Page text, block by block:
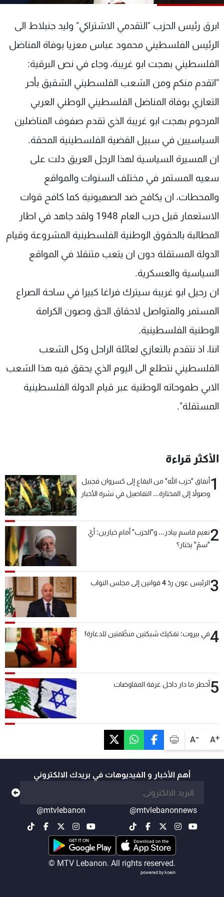
A+
A-
ابرق رئيس الحزب "التقدمي الاشتراكي" وليد جنبلاط الى
الرئيس الفلسطيني محمود عباس معزيا بوفاة المناضل
الفلسطيني بهجت ابو غريبة، وجاء في نص البرقية:
"اتقدم منكم ومن الشعب الفلسطيني الشقيق بأحر
التعازي بوفاة المناضل الفلسطيني الوطني العربي
المرحوم بهجت ابو غريبة الذي تقدم صفوف المناضلين
السياسيين في سبيل القضية الفلسطينية المحقة.
ان المسيرة السياسية لهذا الرجل العريق دلت على
سعيه المستمر في مختلف السنوات والمواقع
والمحطات، ان يكافح ضد الصهيونية كما كافح قوات
الاستعمار قبل حرب العام 1948 ولقد جاهد في اطار
المطالبة بالحقوق الوطنية الفلسطينية المشروعة وقيام
الدولة المستقلة دون ان يتعب متنقلا في المواقع
السياسية والعسكرية.
ان رحيل ابو غريبة سيترك فراغا كبيرا في ساحة الصراع
المستمر والمتواصل لاحقاق الحق وصون الكرامة
الوطنية الفلسطينية.
اننا، اذ نتقدم بالتعازي لعائلة الراحل وكل الشعب
الفلسطيني نتطلع الى اليوم الذي يحقق فيه هذا الشعب
الابي طموحاته الوطنية عبر قيام الدولة الفلسطينية
المستقلة".
الأكثر قراءة
1أنفاق "حزب الله" من البقاع إلى كسروان فجبيل
وصولاً إلى المختارة... التفاصيل في نشرة الأخبار
2نعيم قاسم يبادر... و"الحزب" أمام خيارين: أيّ
"سمّ" يختار؟
3الرئيس عون ردّ 4 قوانين إلى مجلس النواب
4في بيروت: تفكيك شبكتين منظّمتين للدعارة!
5أخطر ما دار داخل غرفة المفاوضات
أهم الأخبار و الفيديوهات في بريدك الالكتروني
@mtvlebanonnews
@mtvlebanon
© MTV Lebanon. All rights reserved.
powered by koein
الترددات
الإنـتـاج
لاعلاناتكم
تواصل معنا
شروط الإسـتخدام
سياسة الخصوصية